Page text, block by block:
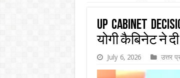
UP Cabinet
योगी कैबिनेट ने
July 6, 2026 उत्तर